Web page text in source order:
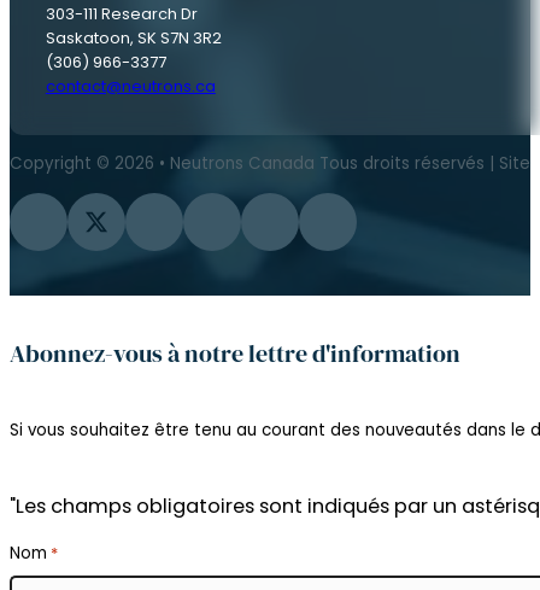
303-111 Research Dr
Saskatoon, SK S7N 3R2
(306) 966-3377
contact@neutrons.ca
Copyright © 2026 • Neutrons Canada Tous droits réservés |
Suivez-nous sur Facebook
Suivez-nous sur Twitter
Suivez-nous sur Instagram
Suivre sur YouTube
Suivez-nous sur Flickr
Suivez-nous sur LinkedIn
Abonnez-vous à notre lettre d'information
Si vous souhaitez être tenu au courant des nouveautés dans
"Les champs obligatoires sont indiqués par un
Nom *